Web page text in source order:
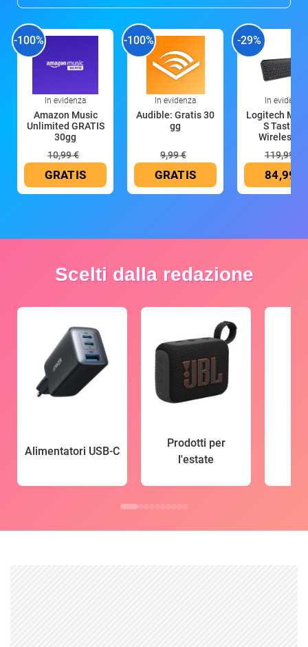
-100%
In evidenza
Amazon Music
Unlimited GRATIS
30gg
10,99 €
GRATIS
-100%
In evidenza
Audible: Gratis 30
gg
9,99 €
GRATIS
-29%
In evidenza
Logitech MX
S Tastiera
Wireless
119,99 €
84,99 €
Scelti dalla redazione
Alimentatori USB-C
Prodotti per
l'estate